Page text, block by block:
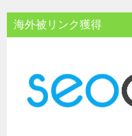
海外被リンク獲得